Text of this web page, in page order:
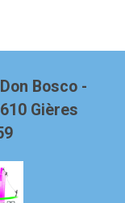
Bosco -
Gières